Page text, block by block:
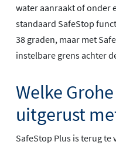
water aanraakt of onder
standaard SafeStop
38 graden, maar met
instelbare grens achter
Welke
uitgerust
SafeStop Plus is terug te